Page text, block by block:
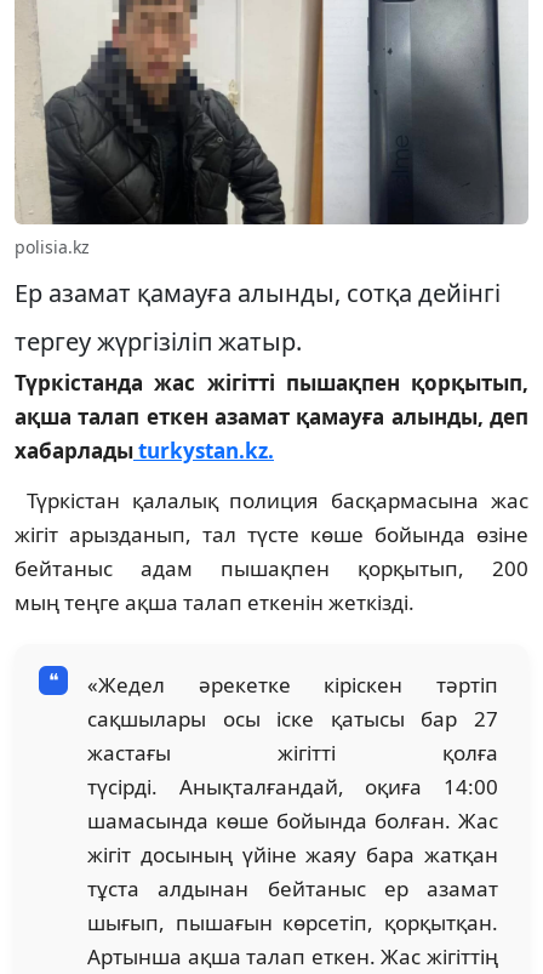
polisia.kz
Ер азамат қамауға алынды, сотқа дейінгі
тергеу жүргізіліп жатыр.
Түркістанда жас жігітті пышақпен қорқытып,
ақша талап еткен азамат қамауға алынды, деп
хабарладыturkystan.kz.
Түркістан қалалық полиция басқармасына жас
жігіт арызданып, тал түсте көше бойында өзіне
бейтаныс адам пышақпен қорқытып, 200
мың теңге ақша талап еткенін жеткізді.
«Жедел әрекетке кіріскен тәртіп
сақшылары осы іске қатысы бар 27
жастағы жігітті қолға
түсірді. Анықталғандай, оқиға 14:00
шамасында көше бойында болған. Жас
жігіт досының үйіне жаяу бара жатқан
тұста алдынан бейтаныс ер азамат
шығып, пышағын көрсетіп, қорқытқан.
Артынша ақша талап еткен. Жас жігіттің